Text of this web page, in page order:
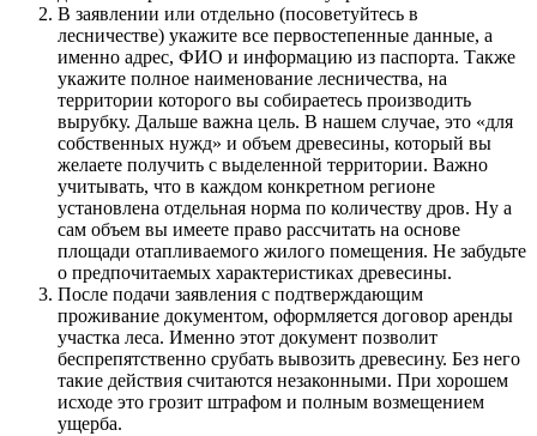
В заявлении или отдельно (посоветуйтесь в
лесничестве) укажите все первостепенные данные, а
именно адрес, ФИО и информацию из паспорта. Также
укажите полное наименование лесничества, на
территории которого вы собираетесь производить
вырубку. Дальше важна цель. В нашем случае, это «для
собственных нужд» и объем древесины, который вы
желаете получить с выделенной территории. Важно
учитывать, что в каждом конкретном регионе
установлена отдельная норма по количеству дров. Ну а
сам объем вы имеете право рассчитать на основе
площади отапливаемого жилого помещения. Не забудьте
о предпочитаемых характеристиках древесины.
После подачи заявления с подтверждающим
проживание документом, оформляется договор аренды
участка леса. Именно этот документ позволит
беспрепятственно срубать вывозить древесину. Без него
такие действия считаются незаконными. При хорошем
исходе это грозит штрафом и полным возмещением
ущерба.